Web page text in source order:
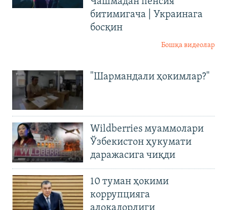
битимигача | Украинага
босқин
Бошқа видеолар
"Шармандали ҳокимлар?"
Wildberries муаммолари
Ўзбекистон ҳукумати
даражасига чиқди
10 туман ҳокими
коррупцияга